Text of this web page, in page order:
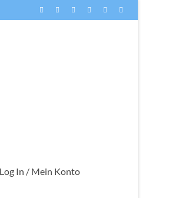
Log In / Mein Konto